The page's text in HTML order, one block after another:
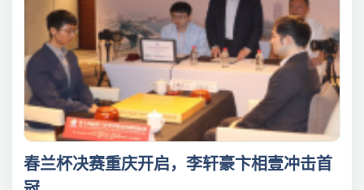
春兰杯决赛重庆开启，李轩豪卞相壹冲击首